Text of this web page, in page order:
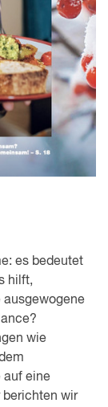
es bedeutet
hilft,
ausgewogene
wie
auf eine
berichten wir